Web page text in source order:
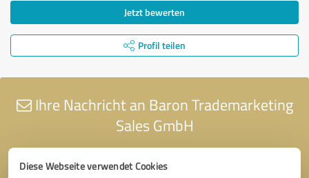
Diese Webseite verwendet Cookies
Jetzt bewerten
Profil teilen
Ihre Nachricht an Baron Trademarketing
Sales GmbH